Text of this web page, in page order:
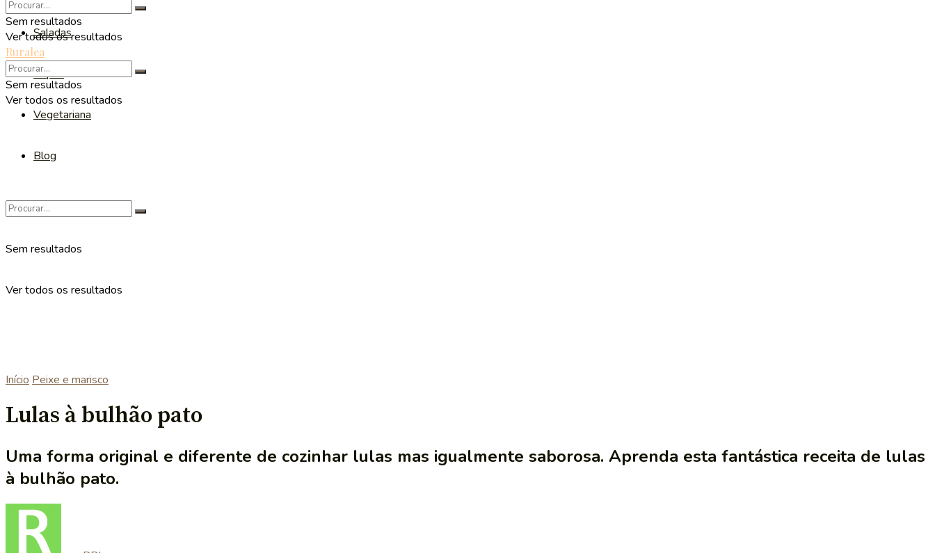
Saladas
Sopas
Vegetariana
Blog
Sem resultados
Ver todos os resultados
Sem resultados
Ver todos os resultados
Ruralea
Sem resultados
Ver todos os resultados
Início Peixe e marisco
Lulas à bulhão pato
Uma forma original e diferente de cozinhar lulas mas igualmente saborosa. Aprenda esta fantástica receita de lulas
à bulhão pato.